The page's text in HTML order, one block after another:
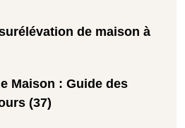
de maison à
Maison : Guide des
(37)